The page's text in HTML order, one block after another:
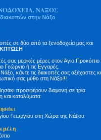
ΝΑΞΟΣ
διακοπών στην Νάξο
σε δύο από τα ξενοδοχεία μας και
σας μερικές μέρες στον Άγιο Προκόπιο
Γεώργιο ή τις Εγγαρές.
κάντε τις διακοπές σας αξέχαστες
σας μύθο στη Νάξο!!!
προσφέρουν διαμονή σε τρία
και καταλύματα:
Γεωργίου στη Χώρα της Νάξου